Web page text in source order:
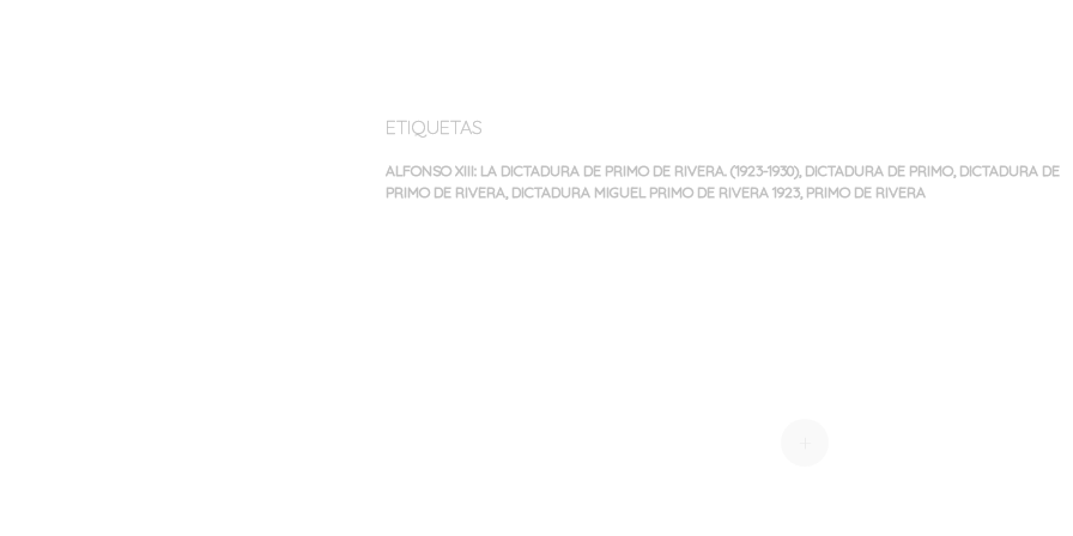
ETIQUETAS
ALFONSO XIII: LA DICTADURA DE PRIMO DE RIVERA. (1923-1930), DICTADURA DE PRIMO, DICTADURA DE
PRIMO DE RIVERA, DICTADURA MIGUEL PRIMO DE RIVERA 1923, PRIMO DE RIVERA